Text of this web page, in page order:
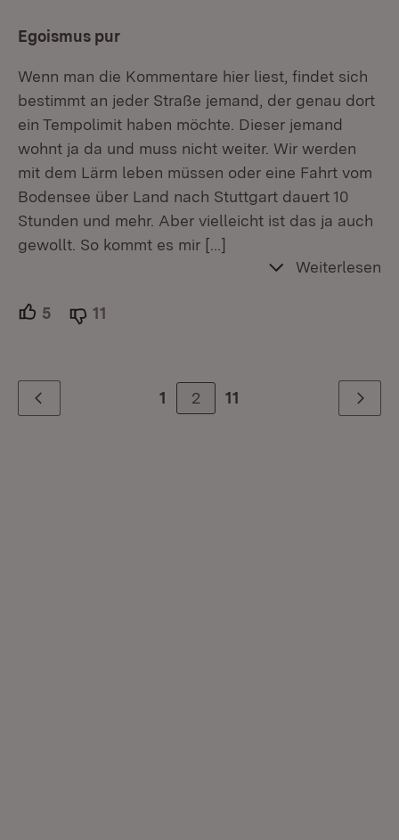
Egoismus pur
Wenn man die Kommentare hier liest, findet sich
bestimmt an jeder Straße jemand, der genau dort
ein Tempolimit haben möchte. Dieser jemand
wohnt ja da und muss nicht weiter. Wir werden
mit dem Lärm leben müssen oder eine Fahrt vom
Bodensee über Land nach Stuttgart dauert 10
Stunden und mehr. Aber vielleicht ist das ja auch
gewollt. So kommt es mir […]
Weiterlesen
5 Unterstützer.
11
Zurück 1 2 11 Weiter